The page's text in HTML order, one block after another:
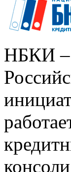
НБКИ –